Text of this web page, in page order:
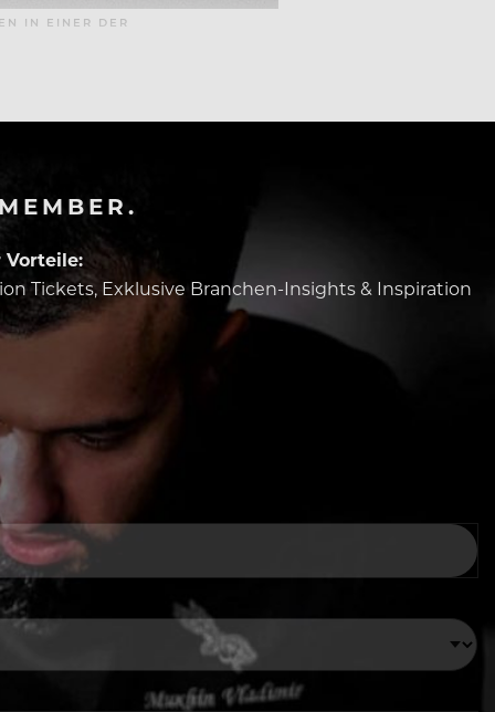
IN EINER DER
Vorteile:
Tickets, Exklusive Branchen-Insights & Inspiration